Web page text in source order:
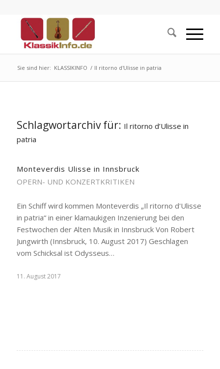
Sie sind hier: KLASSIKINFO / Il ritorno d'Ulisse in patria
Schlagwortarchiv für: Il ritorno d’Ulisse in
patria
Monteverdis Ulisse in Innsbruck
OPERN- UND KONZERTKRITIKEN
Ein Schiff wird kommen Monteverdis „Il ritorno d'Ulisse
in patria“ in einer klamaukigen Inzenierung bei den
Festwochen der Alten Musik in Innsbruck Von Robert
Jungwirth (Innsbruck, 10. August 2017) Geschlagen
vom Schicksal ist Odysseus…
11. August 2017